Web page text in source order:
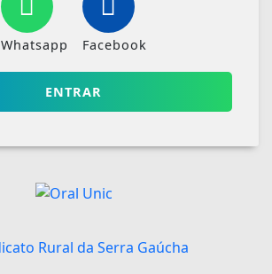
Whatsapp Facebook
ENTRAR